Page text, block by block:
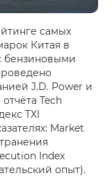
самых
Китая в
бензиновыми
J.D. Power и
Tech
TXI
Market
Index
опыт).